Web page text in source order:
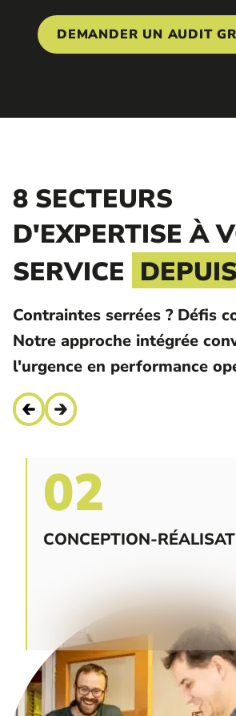
DEMANDER UN AUDIT
8 SECTEURS
D'EXPERTISE À
SERVICE
Contraintes serrées ? Défis
Notre approche intégrée
l'urgence en performance
02
CONCEPTION-